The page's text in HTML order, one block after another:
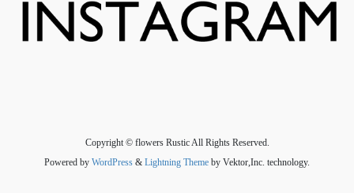
Copyright © flowers Rustic All Rights Reserved.
Powered by WordPress & Lightning Theme by Vektor,Inc. technology.